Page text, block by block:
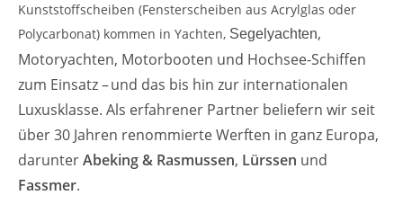
YouTub
e immer
entsper
ren
Kunststoffscheiben (Fensterscheiben aus Acrylglas oder
Polycarbonat) kommen in Yachten, Segelyachten,
Motoryachten, Motorbooten und Hochsee-Schiffen
zum Einsatz – und das bis hin zur internationalen
Luxusklasse. Als erfahrener Partner beliefern wir seit
über 30 Jahren renommierte Werften in ganz Europa,
darunterAbeking & Rasmussen, Lürssen und
Fassmer.